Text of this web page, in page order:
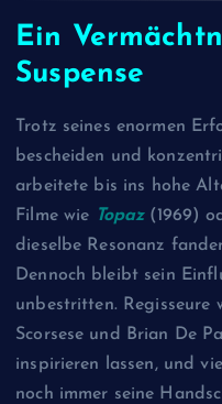
Ein
Suspense
Trotz seines enormen
bescheiden und
arbeitete bis ins hohe
Filme wie Topaz (1969)
dieselbe Resonanz
Dennoch bleibt sein
unbestritten. Regisseure
Scorsese und Brian De
inspirieren lassen, und
noch immer seine